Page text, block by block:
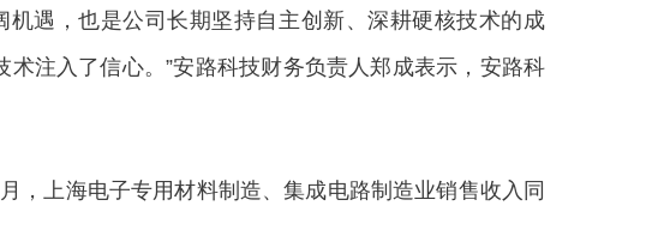
遇，也是公司长期坚持自主创新、深耕硬核技术的成
注入了信心。”安路科技财务负责人郑成表示，安路科
上海电子专用材料制造、集成电路制造业销售收入同